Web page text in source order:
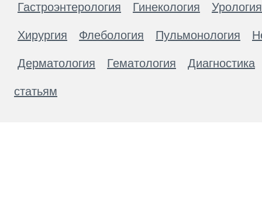
Гастроэнтерология Гинекология Урология
Хирургия Флебология Пульмонология
Дерматология Гематология Диагностика
статьям